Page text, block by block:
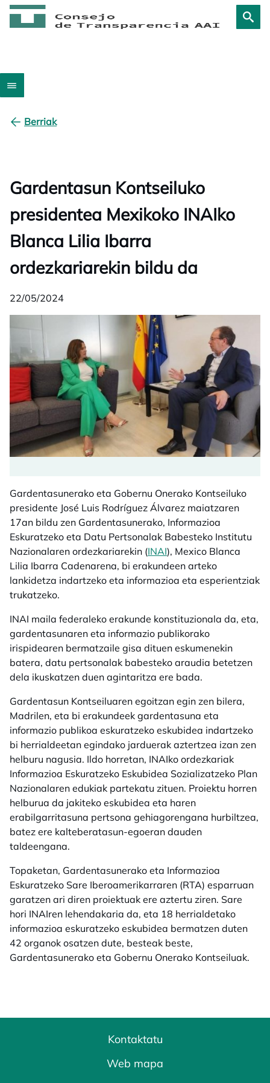
Berriak
Gardentasun Kontseiluko
presidentea Mexikoko INAIko
Blanca Lilia Ibarra
ordezkariarekin bildu da
22/05/2024
Gardentasunerako eta Gobernu Onerako Kontseiluko
presidente José Luis Rodríguez Álvarez maiatzaren
17an bildu zen Gardentasunerako, Informazioa
Eskuratzeko eta Datu Pertsonalak Babesteko Institutu
Nazionalaren ordezkariarekin (INAI), Mexico Blanca
Lilia Ibarra Cadenarena, bi erakundeen arteko
lankidetza indartzeko eta informazioa eta esperientziak
trukatzeko.
INAI maila federaleko erakunde konstituzionala da, eta,
gardentasunaren eta informazio publikorako
irispidearen bermatzaile gisa dituen eskumenekin
batera, datu pertsonalak babesteko araudia betetzen
dela ikuskatzen duen agintaritza ere bada.
Gardentasun Kontseiluaren egoitzan egin zen bilera,
Madrilen, eta bi erakundeek gardentasuna eta
informazio publikoa eskuratzeko eskubidea indartzeko
bi herrialdeetan egindako jarduerak aztertzea izan zen
helburu nagusia. Ildo horretan, INAIko ordezkariak
Informazioa Eskuratzeko Eskubidea Sozializatzeko Plan
Nazionalaren edukiak partekatu zituen. Proiektu horren
helburua da jakiteko eskubidea eta haren
erabilgarritasuna pertsona gehiagorengana hurbiltzea,
batez ere kalteberatasun-egoeran dauden
taldeengana.
Topaketan, Gardentasunerako eta Informazioa
Eskuratzeko Sare Iberoamerikarraren (RTA) esparruan
garatzen ari diren proiektuak ere aztertu ziren. Sare
hori INAIren lehendakaria da, eta 18 herrialdetako
informazioa eskuratzeko eskubidea bermatzen duten
42 organok osatzen dute, besteak beste,
Gardentasunerako eta Gobernu Onerako Kontseiluak.
Kontaktatu
Web mapa